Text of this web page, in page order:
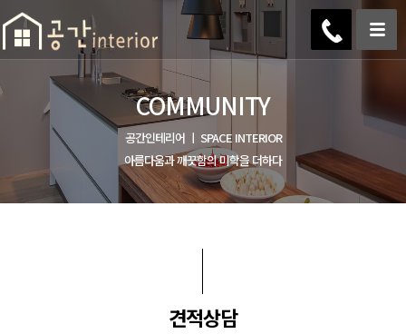
COMMUNITY
공간인테리어 ㅣ SPACE INTERIOR
아름다움과 깨끗함의 미학을 더하다
견적상담